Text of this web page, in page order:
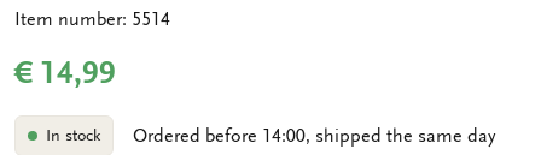
Item number: 5514
€ 14,99
In stock Ordered before 14:00, shipped the same day